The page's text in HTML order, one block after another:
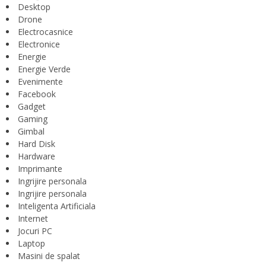
Desktop
Drone
Electrocasnice
Electronice
Energie
Energie Verde
Evenimente
Facebook
Gadget
Gaming
Gimbal
Hard Disk
Hardware
Imprimante
Ingrijire personala
Ingrijire personala
Inteligenta Artificiala
Internet
Jocuri PC
Laptop
Masini de spalat